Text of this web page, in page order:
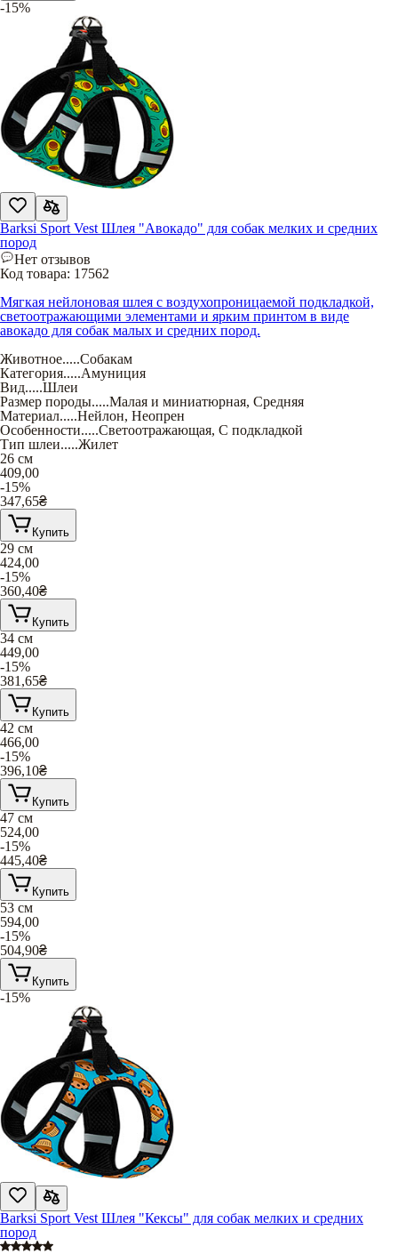
-15%
Barksi Sport Vest Шлея "Авокадо" для собак мелких и средних
пород
Нет отзывов
Код товара: 17562
Мягкая нейлоновая шлея с воздухопроницаемой подкладкой,
светоотражающими элементами и ярким принтом в виде
авокадо для собак малых и средних пород.
Животное.....Собакам
Категория.....Амуниция
Вид.....Шлеи
Размер породы.....Малая и миниатюрная, Средняя
Материал.....Нейлон, Неопрен
Особенности.....Светоотражающая, С подкладкой
Тип шлеи.....Жилет
26 см
409,00
-15%
347,65₴
Купить
29 см
424,00
-15%
360,40₴
Купить
34 см
449,00
-15%
381,65₴
Купить
42 см
466,00
-15%
396,10₴
Купить
47 см
524,00
-15%
445,40₴
Купить
53 см
594,00
-15%
504,90₴
Купить
-15%
Barksi Sport Vest Шлея "Кексы" для собак мелких и средних
пород